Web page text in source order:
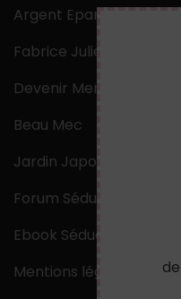
Argent Epargne
Fabrice Julien
Devenir Mentaliste
Beau Mec
Jardin Japonais Zen
Forum Séduction
Ebook Séduction
Mentions légales